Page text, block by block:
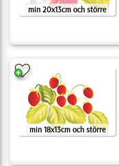
min 20x13cm och större
min 18x13cm och större